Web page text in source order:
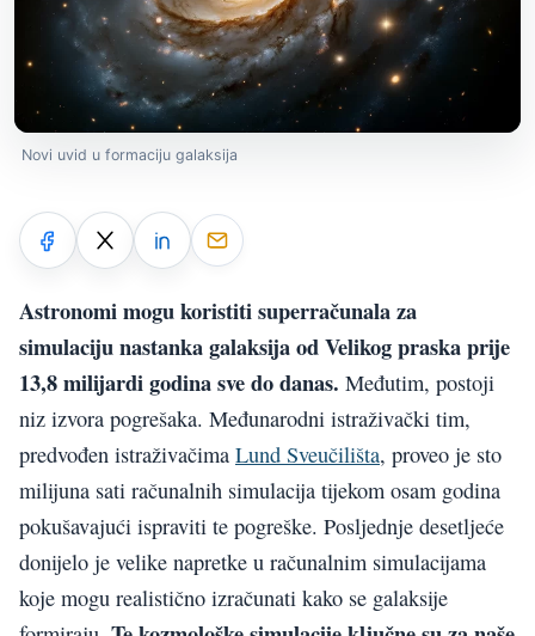
Novi uvid u formaciju galaksija
Astronomi mogu koristiti superračunala za
simulaciju nastanka galaksija od Velikog praska prije
13,8 milijardi godina sve do danas. Međutim, postoji
niz izvora pogrešaka. Međunarodni istraživački tim,
predvođen istraživačima Lund Sveučilišta, proveo je sto
milijuna sati računalnih simulacija tijekom osam godina
pokušavajući ispraviti te pogreške. Posljednje desetljeće
donijelo je velike napretke u računalnim simulacijama
koje mogu realistično izračunati kako se galaksije